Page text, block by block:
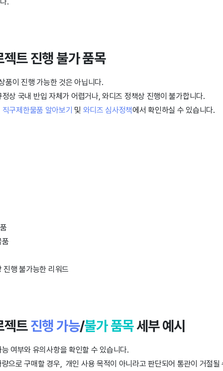
트 진행 불가 품목
품이 진행 가능한 것은 아닙니다.
상 국내 반입 자체가 어렵거나, 와디즈 정책상 진행이 불가합니다.
직구제한물품 알아보기 및 와디즈 심사정책에서 확인하실 수 있습니다.
품
진행 불가능한 리워드
젝트진행 가능/불가 품목세부 예시
여부와 유의사항을 확인할 수 있습니다.
으로 구매할 경우, 개인 사용 목적이 아니라고 판단되어 통관이 거절될